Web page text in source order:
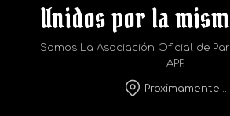
Unidos por la
Somos La Asociación Oficial de
APP.
Proximamente...